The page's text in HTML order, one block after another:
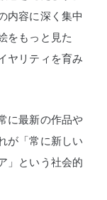
内容に深く集中
をもっと見た
ヤリティを育み
に最新の作品や
が「常に新しい
」という社会的